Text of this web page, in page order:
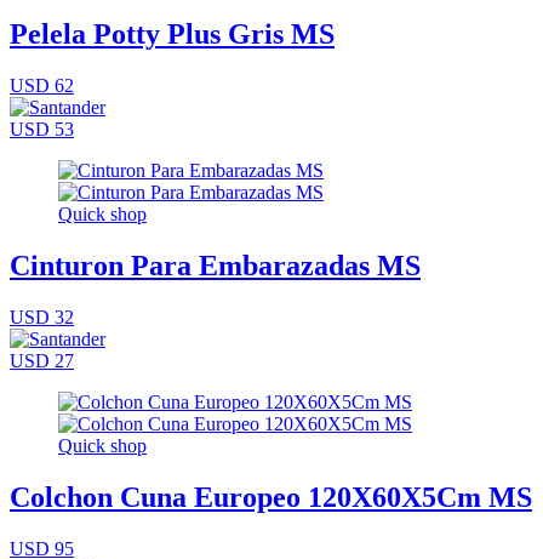
Pelela Potty Plus Gris MS
USD 62
USD 53
Quick shop
Cinturon Para Embarazadas MS
USD 32
USD 27
Quick shop
Colchon Cuna Europeo 120X60X5Cm MS
USD 95